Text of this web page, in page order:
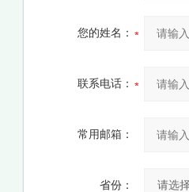
您的姓名：
联系电话：
常用邮箱：
省份：